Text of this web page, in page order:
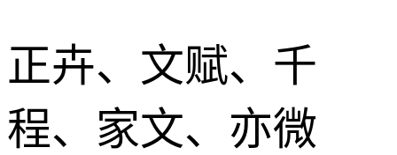
正卉、文赋、千
程、家文、亦微